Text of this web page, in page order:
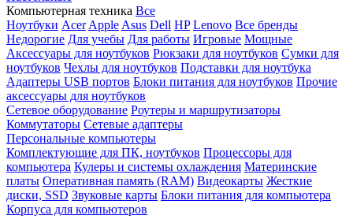
Компьютерная техника Все
Ноутбуки Acer Apple Asus Dell HP Lenovo Все бренды
Недорогие Для учебы Для работы Игровые Мощные
Аксессуары для ноутбуков Рюкзаки для ноутбуков Сумки для
ноутбуков Чехлы для ноутбуков Подставки для ноутбука
Адаптеры USB портов Блоки питания для ноутбуков Прочие
аксессуары для ноутбуков
Сетевое оборудование Роутеры и маршрутизаторы
Коммутаторы Сетевые адаптеры
Персональные компьютеры
Комплектующие для ПК, ноутбуков Процессоры для
компьютера Кулеры и системы охлаждения Материнские
платы Оперативная память (RAM) Видеокарты Жесткие
диски, SSD Звуковые карты Блоки питания для компьютера
Корпуса для компьютеров